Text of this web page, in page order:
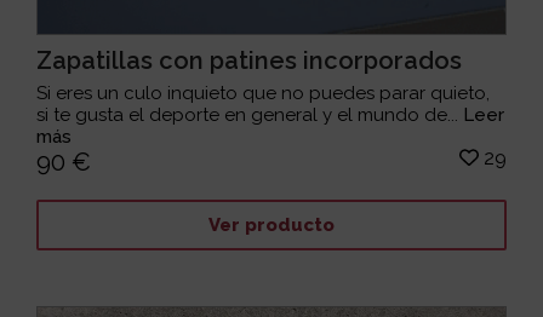
Zapatillas con patines incorporados
Si eres un culo inquieto que no puedes parar quieto,
si te gusta el deporte en general y el mundo de... Leer
más
90 € 29
Ver producto